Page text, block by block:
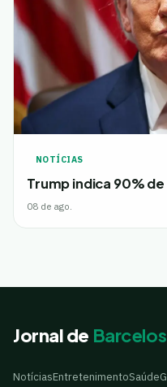
NOTÍCIAS
Trump indica 90%
08 de ago.
Jornal de Barcelos
NotíciasEntretenimentoSaúde